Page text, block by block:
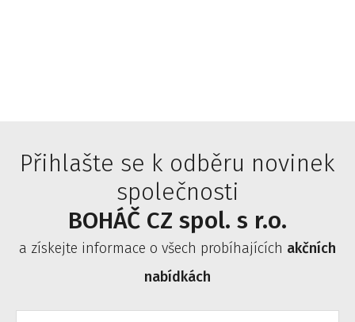
Přihlašte se k odběru novinek
společnosti
BOHÁČ CZ spol. s r.o.
a získejte informace o všech probíhajících akčních
nabídkách